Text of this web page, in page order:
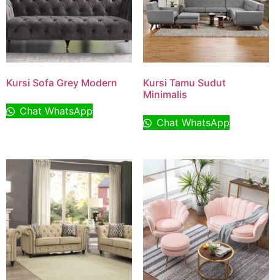
Kursi Sofa Grey Modern
Chat WhatsApp
Kursi Tamu Sudut
Minimalis
Chat WhatsApp